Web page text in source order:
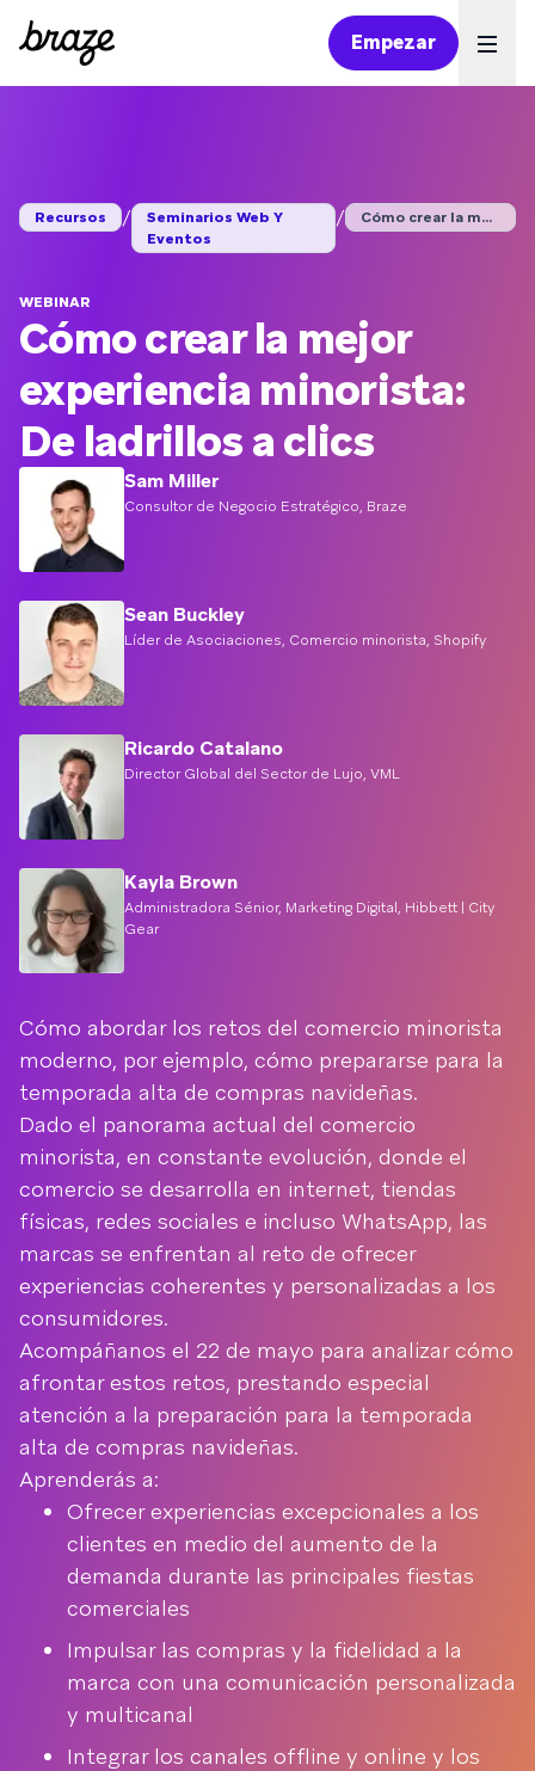
Empezar
Recursos /
Seminarios Web Y
Eventos
/ Cómo crear la mejor ...
WEBINAR
Cómo crear la mejor
experiencia minorista:
De ladrillos a clics
Sam Miller
Consultor de Negocio Estratégico, Braze
Sean Buckley
Líder de Asociaciones, Comercio minorista, Shopify
Ricardo Catalano
Director Global del Sector de Lujo, VML
Kayla Brown
Administradora Sénior, Marketing Digital, Hibbett | City
Gear
Cómo abordar los retos del comercio minorista
moderno, por ejemplo, cómo prepararse para la
temporada alta de compras navideñas.
Dado el panorama actual del comercio
minorista, en constante evolución, donde el
comercio se desarrolla en internet, tiendas
físicas, redes sociales e incluso WhatsApp, las
marcas se enfrentan al reto de ofrecer
experiencias coherentes y personalizadas a los
consumidores.
Acompáñanos el 22 de mayo para analizar cómo
afrontar estos retos, prestando especial
atención a la preparación para la temporada
alta de compras navideñas.
Aprenderás a:
Ofrecer experiencias excepcionales a los
clientes en medio del aumento de la
demanda durante las principales fiestas
comerciales
Impulsar las compras y la fidelidad a la
marca con una comunicación personalizada
y multicanal
Integrar los canales offline y online y los